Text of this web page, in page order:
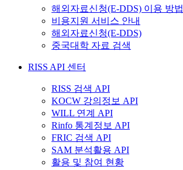
해외자료신청(E-DDS) 이용 방법
비용지원 서비스 안내
해외자료신청(E-DDS)
중국대학 자료 검색
RISS API 센터
RISS 검색 API
KOCW 강의정보 API
WILL 연계 API
Rinfo 통계정보 API
FRIC 검색 API
SAM 분석활용 API
활용 및 참여 현황